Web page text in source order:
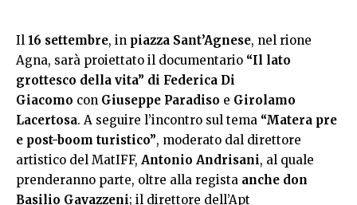
Il 16 settembre, in piazza Sant’Agnese, nel rione
Agna, sarà proiettato il documentario “Il lato
grottesco della vita” di Federica Di
Giacomo con Giuseppe Paradiso e Girolamo
Lacertosa. A seguire l’incontro sul tema “Matera pre
e post-boom turistico”, moderato dal direttore
artistico del MatIFF, Antonio Andrisani, al quale
prenderanno parte, oltre alla regista anche don
Basilio Gavazzeni; il direttore dell’Apt